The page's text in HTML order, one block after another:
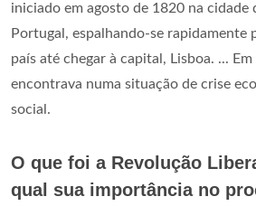
iniciado em agosto de 1820 na cidade
Portugal, espalhando-se rapidamente
país até chegar à capital, Lisboa. ...
encontrava numa situação de crise
social.
O que foi a Revolução
qual sua importância no